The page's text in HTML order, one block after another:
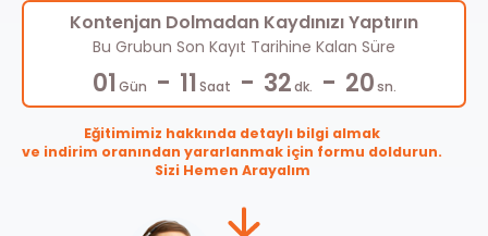
Kontenjan Dolmadan Kaydınızı Yaptırın
Bu Grubun Son Kayıt Tarihine Kalan Süre
01 Gün - 11 Saat - 32dk. - 20sn.
Eğitimimiz hakkında detaylı bilgi almak
ve indirim oranından yararlanmak için formu doldurun.
Sizi Hemen Arayalım